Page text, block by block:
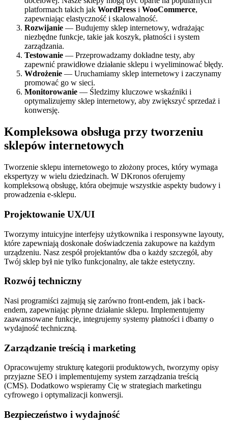
platformach takich jak WordPress i WooCommerce,
zapewniając elastyczność i skalowalność.
Rozwijanie — Budujemy sklep internetowy, wdrażając
niezbędne funkcje, takie jak koszyk, płatności i system
zarządzania.
Testowanie — Przeprowadzamy dokładne testy, aby
zapewnić prawidłowe działanie sklepu i wyeliminować błędy.
Wdrożenie — Uruchamiamy sklep internetowy i zaczynamy
promować go w sieci.
Monitorowanie — Śledzimy kluczowe wskaźniki i
optymalizujemy sklep internetowy, aby zwiększyć sprzedaż i
konwersję.
Kompleksowa obsługa przy tworzeniu
sklepów internetowych
Tworzenie sklepu internetowego to złożony proces, który wymaga
ekspertyzy w wielu dziedzinach. W DKronos oferujemy
kompleksową obsługę, która obejmuje wszystkie aspekty budowy i
prowadzenia e-sklepu.
Projektowanie UX/UI
Tworzymy intuicyjne interfejsy użytkownika i responsywne layouty,
które zapewniają doskonałe doświadczenia zakupowe na każdym
urządzeniu. Nasz zespół projektantów dba o każdy szczegół, aby
Twój sklep był nie tylko funkcjonalny, ale także estetyczny.
Rozwój techniczny
Nasi programiści zajmują się zarówno front-endem, jak i back-
endem, zapewniając płynne działanie sklepu. Implementujemy
zaawansowane funkcje, integrujemy systemy płatności i dbamy o
wydajność techniczną.
Zarządzanie treścią i marketing
Opracowujemy strukturę kategorii produktowych, tworzymy opisy
przyjazne SEO i implementujemy system zarządzania treścią
(CMS). Dodatkowo wspieramy Cię w strategiach marketingu
cyfrowego i optymalizacji konwersji.
Bezpieczeństwo i wydajność